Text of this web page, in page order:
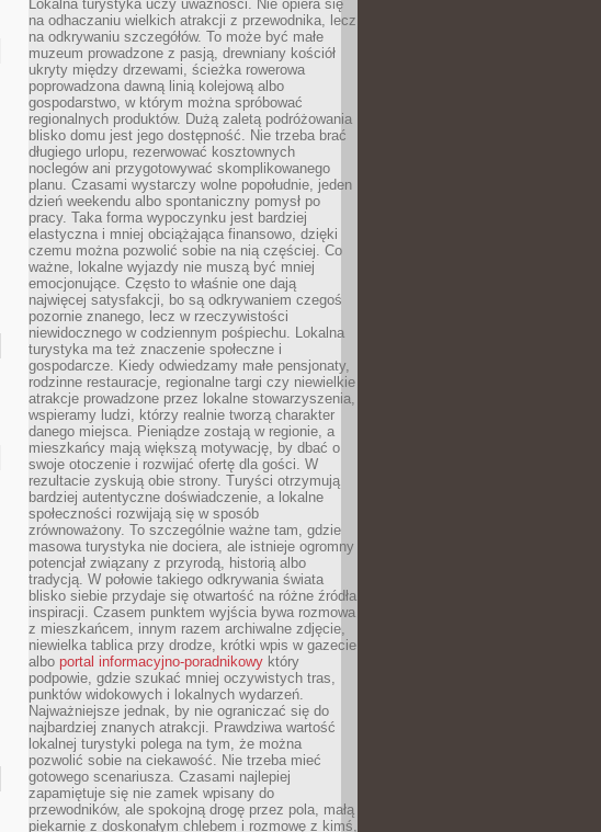
Lokalna turystyka uczy uważności. Nie opiera się
na odhaczaniu wielkich atrakcji z przewodnika, lecz
na odkrywaniu szczegółów. To może być małe
muzeum prowadzone z pasją, drewniany kościół
ukryty między drzewami, ścieżka rowerowa
poprowadzona dawną linią kolejową albo
gospodarstwo, w którym można spróbować
regionalnych produktów. Dużą zaletą podróżowania
blisko domu jest jego dostępność. Nie trzeba brać
długiego urlopu, rezerwować kosztownych
noclegów ani przygotowywać skomplikowanego
planu. Czasami wystarczy wolne popołudnie, jeden
dzień weekendu albo spontaniczny pomysł po
pracy. Taka forma wypoczynku jest bardziej
elastyczna i mniej obciążająca finansowo, dzięki
czemu można pozwolić sobie na nią częściej. Co
ważne, lokalne wyjazdy nie muszą być mniej
emocjonujące. Często to właśnie one dają
najwięcej satysfakcji, bo są odkrywaniem czegoś
pozornie znanego, lecz w rzeczywistości
niewidocznego w codziennym pośpiechu. Lokalna
turystyka ma też znaczenie społeczne i
gospodarcze. Kiedy odwiedzamy małe pensjonaty,
rodzinne restauracje, regionalne targi czy niewielkie
atrakcje prowadzone przez lokalne stowarzyszenia,
wspieramy ludzi, którzy realnie tworzą charakter
danego miejsca. Pieniądze zostają w regionie, a
mieszkańcy mają większą motywację, by dbać o
swoje otoczenie i rozwijać ofertę dla gości. W
rezultacie zyskują obie strony. Turyści otrzymują
bardziej autentyczne doświadczenie, a lokalne
społeczności rozwijają się w sposób
zrównoważony. To szczególnie ważne tam, gdzie
masowa turystyka nie dociera, ale istnieje ogromny
potencjał związany z przyrodą, historią albo
tradycją. W połowie takiego odkrywania świata
blisko siebie przydaje się otwartość na różne źródła
inspiracji. Czasem punktem wyjścia bywa rozmowa
z mieszkańcem, innym razem archiwalne zdjęcie,
niewielka tablica przy drodze, krótki wpis w gazecie
albo portal informacyjno-poradnikowy który
podpowie, gdzie szukać mniej oczywistych tras,
punktów widokowych i lokalnych wydarzeń.
Najważniejsze jednak, by nie ograniczać się do
najbardziej znanych atrakcji. Prawdziwa wartość
lokalnej turystyki polega na tym, że można
pozwolić sobie na ciekawość. Nie trzeba mieć
gotowego scenariusza. Czasami najlepiej
zapamiętuje się nie zamek wpisany do
przewodników, ale spokojną drogę przez pola, małą
piekarnię z doskonałym chlebem i rozmowę z kimś,